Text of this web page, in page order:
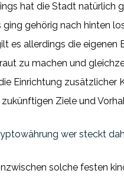
hat die Stadt natürlich
gehörig nach hinten
es allerdings die
zu machen und
Einrichtung
Ziele und
wer steckt
solche festen